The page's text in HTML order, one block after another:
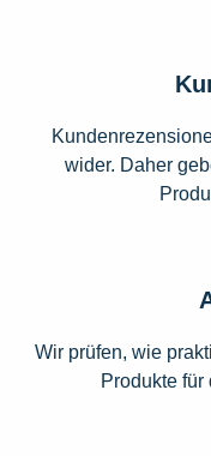
wider. Daher
Wir prüfen, wie
Produkte für